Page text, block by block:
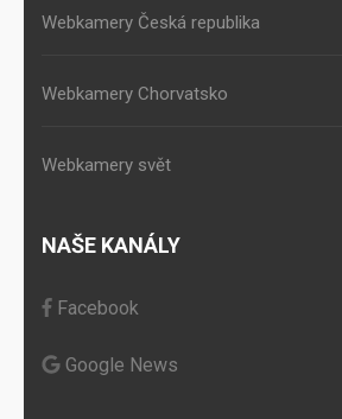
Webkamery Česká republika
Webkamery Chorvatsko
Webkamery svět
NAŠE KANÁLY
Facebook
Google News